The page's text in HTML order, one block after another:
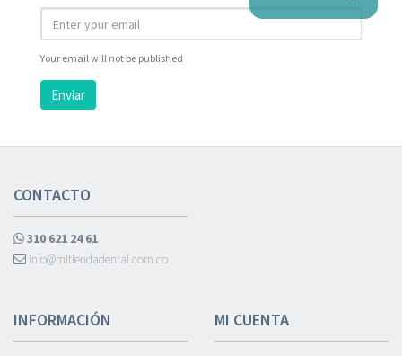
Your email will not be published
Enviar
CONTACTO
310 621 24 61
info@mitiendadental.com.co
INFORMACIÓN MI CUENTA